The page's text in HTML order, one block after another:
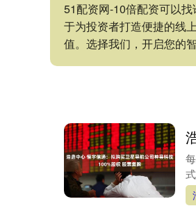
51配资网-10倍配资可以
于为投资者打造便捷的线
值。选择我们，开启您的